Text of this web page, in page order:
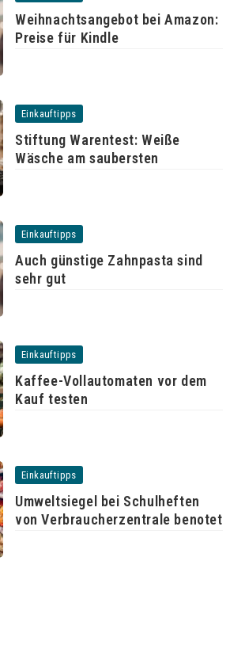
Weihnachtsangebot bei Amazon:
Preise für Kindle
Einkauftipps
Stiftung Warentest: Weiße
Wäsche am saubersten
Einkauftipps
Auch günstige Zahnpasta sind
sehr gut
Einkauftipps
Kaffee-Vollautomaten vor dem
Kauf testen
Einkauftipps
Umweltsiegel bei Schulheften
von Verbraucherzentrale benotet